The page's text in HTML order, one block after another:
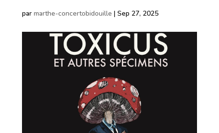
par marthe-concertobidouille | Sep 27, 2025